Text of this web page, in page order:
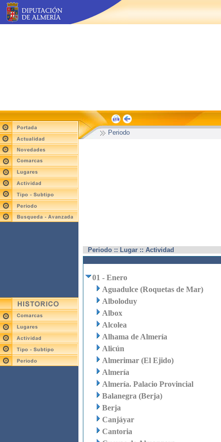
Periodo
Periodo :: Lugar :: Actividad
01 - Enero
Aguadulce (Roquetas de Mar)
Alboloduy
Albox
Alcolea
Alhama de Almería
Alicún
Almerimar (El Ejido)
Almería
Almería. Palacio Provincial
Balanegra (Berja)
Berja
Canjáyar
Cantoria